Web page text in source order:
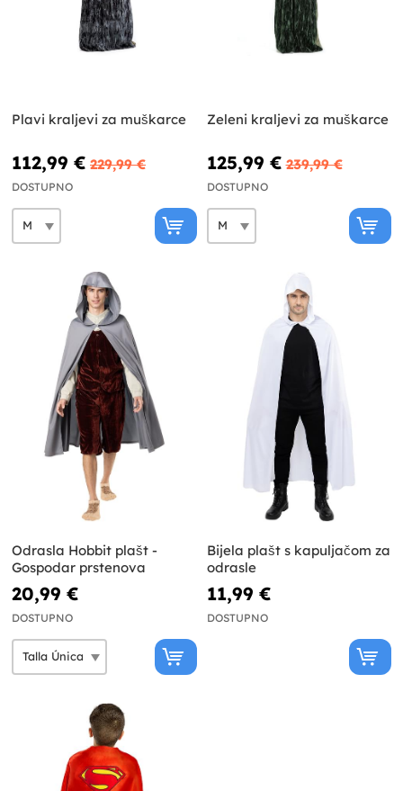
Plavi kraljevi za muškarce
112,99 € 229,99 €
DOSTUPNO
Zeleni kraljevi za muškarce
125,99 € 239,99 €
DOSTUPNO
Odrasla Hobbit plašt -
Gospodar prstenova
20,99 €
DOSTUPNO
Bijela plašt s kapuljačom za
odrasle
11,99 €
DOSTUPNO